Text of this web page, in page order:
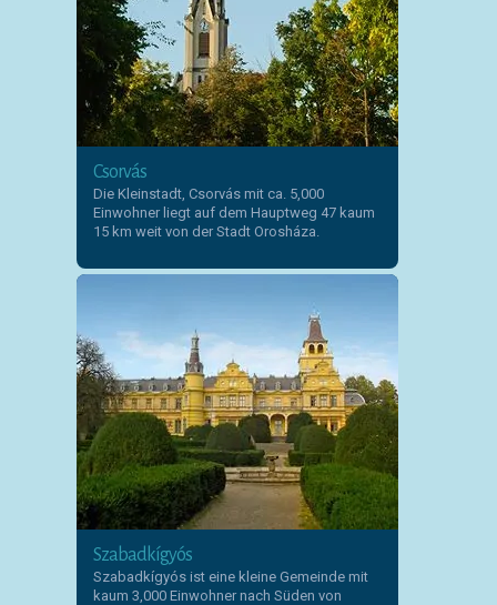
Csorvás
Die Kleinstadt, Csorvás mit ca. 5,000
Einwohner liegt auf dem Hauptweg 47 kaum
15 km weit von der Stadt Orosháza.
Szabadkígyós
Szabadkígyós ist eine kleine Gemeinde mit
kaum 3,000 Einwohner nach Süden von